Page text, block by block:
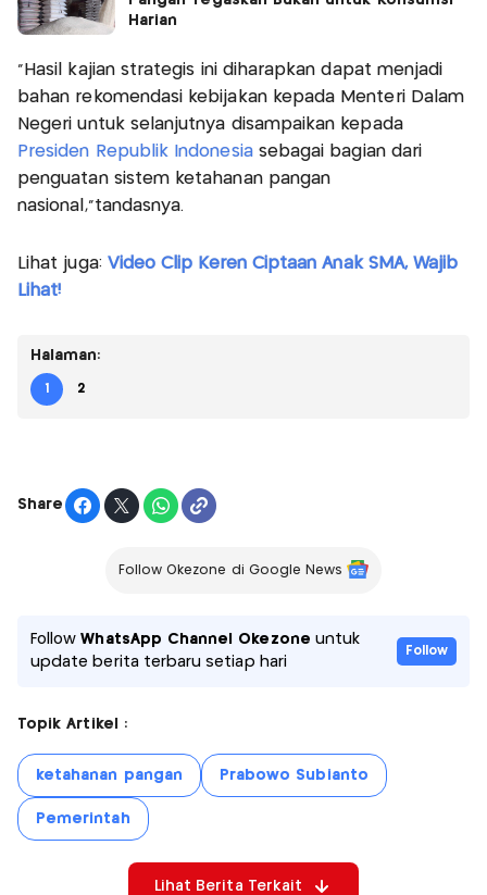
Harian
“Hasil kajian strategis ini diharapkan dapat menjadi
bahan rekomendasi kebijakan kepada Menteri Dalam
Negeri untuk selanjutnya disampaikan kepada
Presiden Republik Indonesiasebagai bagian dari
penguatan sistem ketahanan pangan
nasional,”tandasnya.
Lihat juga: Video Clip Keren Ciptaan Anak SMA, Wajib
Lihat!
Halaman:
1 2
Share
Follow Okezone di Google News
FollowWhatsApp Channel Okezone untuk
update berita terbaru setiap hari
Follow
Topik Artikel :
ketahanan pangan Prabowo Subianto
Pemerintah
Lihat Berita Terkait